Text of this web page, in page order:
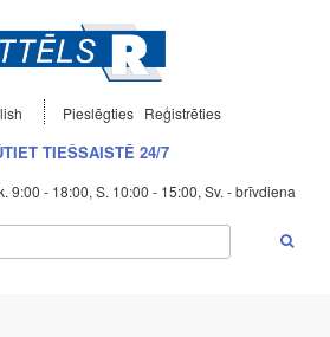
Pieslēgties Reģistrēties
TIEŠSAISTĒ 24/7
9:00 - 18:00, S. 10:00 - 15:00, Sv. - brīvdiena